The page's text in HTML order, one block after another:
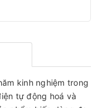
kinh nghiệm trong
tự động hoá và